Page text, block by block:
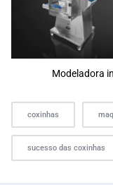
Modeladora
coxinhas
sucesso das coxinhas